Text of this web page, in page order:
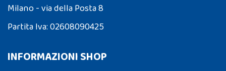
Milano - via della Posta 8
Partita Iva: 02608090425
INFORMAZIONI SHOP